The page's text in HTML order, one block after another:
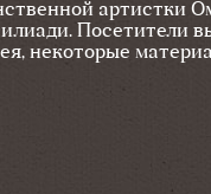
артистки
Посетители
некоторые